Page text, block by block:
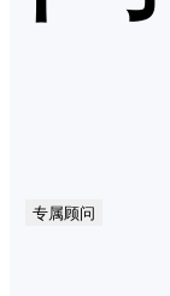
专属顾问